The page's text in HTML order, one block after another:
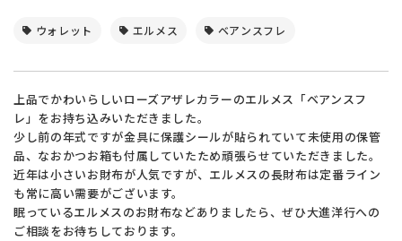
ウォレット エルメス ベアンスフレ
上品でかわいらしいローズアザレカラーのエルメス「ベアンスフ
レ」をお持ち込みいただきました。
少し前の年式ですが金具に保護シールが貼られていて未使用の保管
品、なおかつお箱も付属していたため頑張らせていただきました。
近年は小さいお財布が人気ですが、エルメスの長財布は定番ライン
も常に高い需要がございます。
眠っているエルメスのお財布などありましたら、ぜひ大進洋行への
ご相談をお待ちしております。